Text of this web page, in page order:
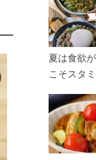
こめ油を
ぜひお楽
夏は食欲
こそスタ
リ食べて
う！